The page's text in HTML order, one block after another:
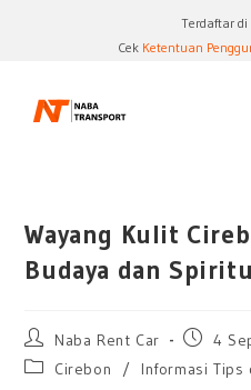
Terdaftar di
CekKetentuan
Wayang Kulit
Budaya dan
Naba Rent Car
4
Cirebon
/ Informasi Tips